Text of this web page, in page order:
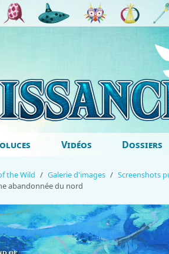
Vidéos Dossiers
the Wild Galerie d'images
Screenshots
abandonnée du nord